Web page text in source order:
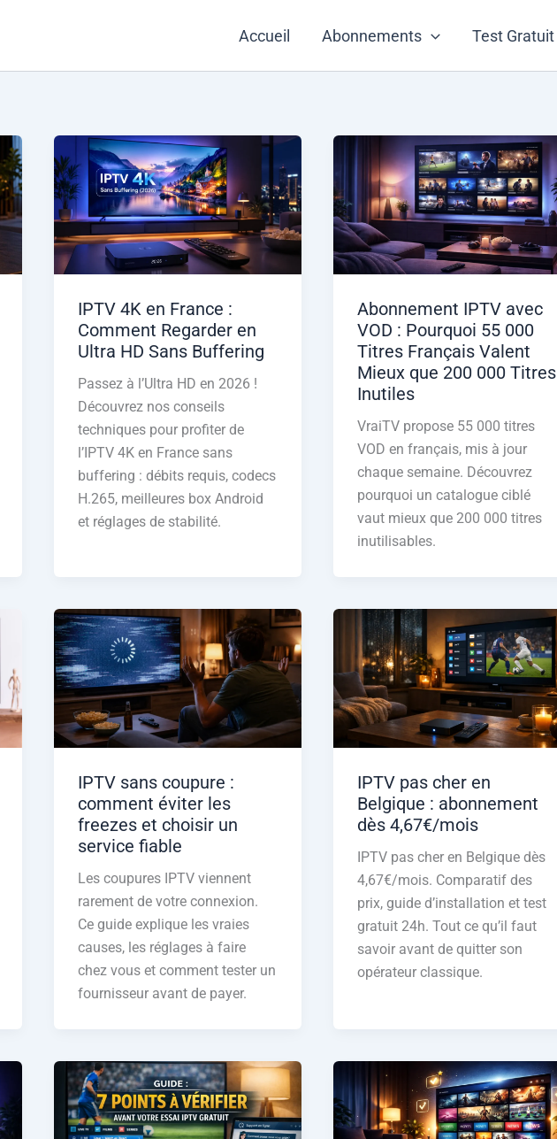
Accueil Abonnements Test Gratuit
IPTV 4K en France :
Comment Regarder en
Ultra HD Sans Buffering
Passez à l’Ultra HD en 2026 !
Découvrez nos conseils
techniques pour profiter de
l’IPTV 4K en France sans
buffering : débits requis, codecs
H.265, meilleures box Android
et réglages de stabilité.
Abonnement IPTV avec
VOD : Pourquoi 55 000
Titres Français Valent
Mieux que 200 000 Titres
Inutiles
VraiTV propose 55 000 titres
VOD en français, mis à jour
chaque semaine. Découvrez
pourquoi un catalogue ciblé
vaut mieux que 200 000 titres
inutilisables.
IPTV sans coupure :
comment éviter les
freezes et choisir un
service fiable
Les coupures IPTV viennent
rarement de votre connexion.
Ce guide explique les vraies
causes, les réglages à faire
chez vous et comment tester un
fournisseur avant de payer.
IPTV pas cher en
Belgique : abonnement
dès 4,67€/mois
IPTV pas cher en Belgique dès
4,67€/mois. Comparatif des
prix, guide d’installation et test
gratuit 24h. Tout ce qu’il faut
savoir avant de quitter son
opérateur classique.